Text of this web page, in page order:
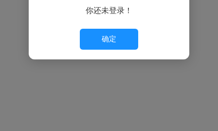
你还未登录！
确定